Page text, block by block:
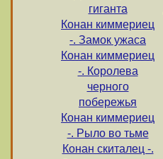
гиганта
Конан киммериец
-. Замок ужаса
Конан киммериец
-. Королева
черного
побережья
Конан киммериец
-. Рыло во тьме
Конан скиталец -.